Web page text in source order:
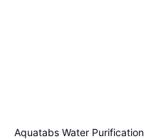
Aquatabs Water Purification